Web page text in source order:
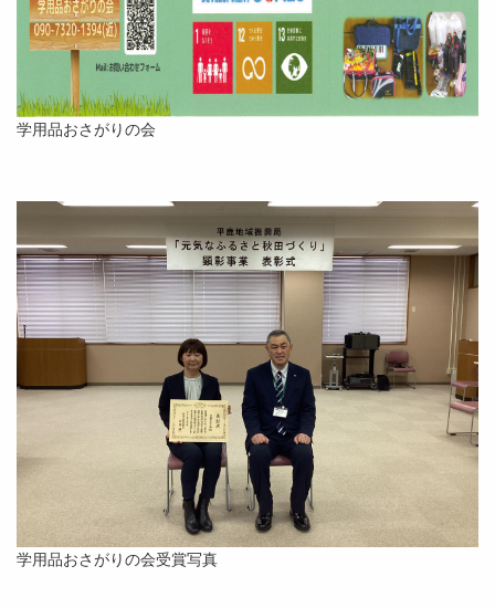
学用品おさがりの会
学用品おさがりの会受賞写真